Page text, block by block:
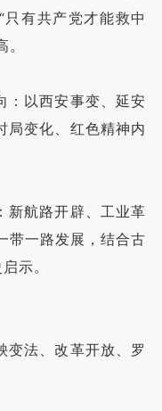
有共产党才能救中
以西安事变、延安
局变化、红色精神内
航路开辟、工业革
带一路发展，结合古
示。
法、改革开放、罗